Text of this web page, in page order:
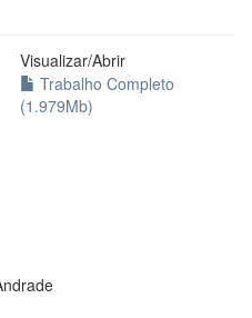
Visualizar/Abrir
Trabalho Completo
(1.979Mb)